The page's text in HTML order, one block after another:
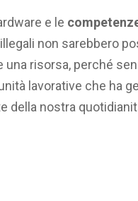
e le
non sarebbero
una risorsa, perché
lavorative che ha
della nostra